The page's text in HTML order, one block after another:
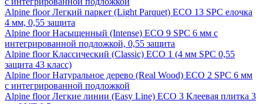
Alpine floor Легкий паркет (Light Parquet) ECO 13 SPC елочка
4 мм, 0,55 защита
Alpine floor Насыщенный (Intense) ECO 9 SPC 6 мм с
интегрированной подложкой, 0,55 защита
Alpine floor Классический (Classic) ECO 1 (4 мм SPC 0,55
защита 43 класс)
Alpine floor Натуральное дерево (Real Wood) ECO 2 SPC 6 мм
с интегрированной подложкой
Alpine floor Легкие линии (Easy Line) ECO 3 Клеевая плитка 3